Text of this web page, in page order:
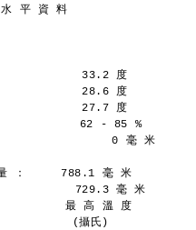
平 資 料
33.2 度
28.6 度
27.7 度
62 - 85 %
0 毫 米
：     788.1 毫 米
729.3 毫 米
最 高 溫 度
　 (攝氏)